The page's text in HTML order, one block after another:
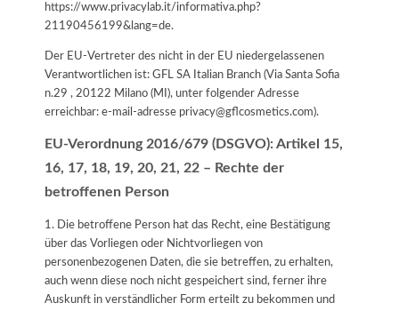
https://www.privacylab.it/informativa.php?
21190456199&lang=de.
Der EU-Vertreter des nicht in der EU niedergelassenen
Verantwortlichen ist: GFL SA Italian Branch (Via Santa Sofia
n.29 , 20122 Milano (MI), unter folgender Adresse
erreichbar: e-mail-adresse privacy@gflcosmetics.com).
EU-Verordnung 2016/679 (DSGVO): Artikel 15,
16, 17, 18, 19, 20, 21, 22 – Rechte der
betroffenen Person
1. Die betroffene Person hat das Recht, eine Bestätigung
über das Vorliegen oder Nichtvorliegen von
personenbezogenen Daten, die sie betreffen, zu erhalten,
auch wenn diese noch nicht gespeichert sind, ferner ihre
Auskunft in verständlicher Form erteilt zu bekommen und